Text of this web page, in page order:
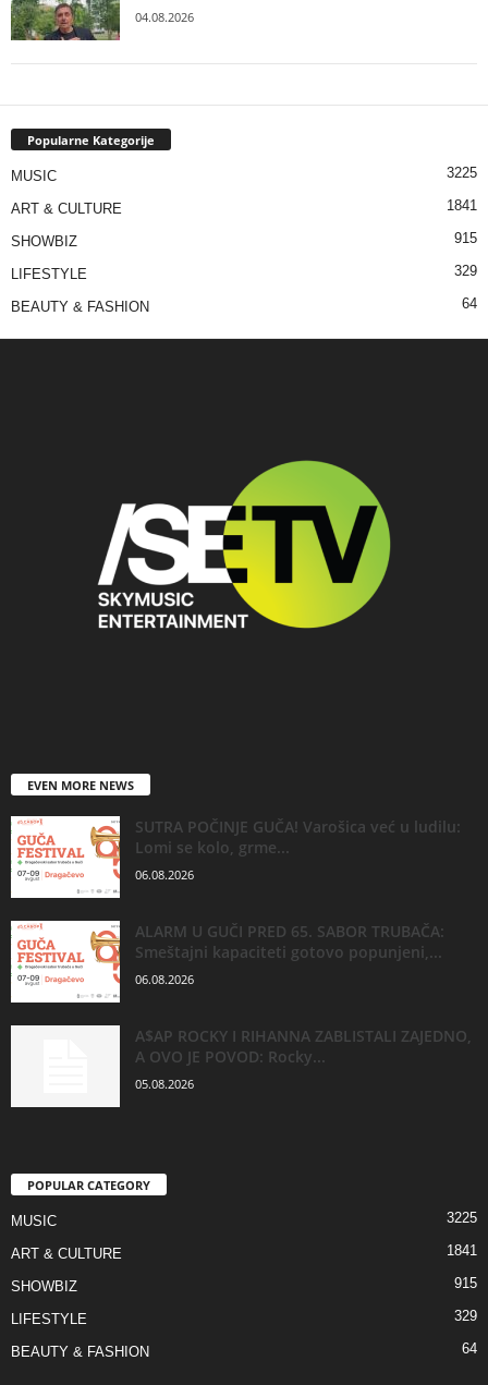
04.08.2026
Popularne Kategorije
MUSIC 3225
ART & CULTURE 1841
SHOWBIZ 915
LIFESTYLE 329
BEAUTY & FASHION 64
EVEN MORE NEWS
SUTRA POČINJE GUČA! Varošica već u ludilu:
Lomi se kolo, grme...
06.08.2026
ALARM U GUČI PRED 65. SABOR TRUBAČA:
Smeštajni kapaciteti gotovo popunjeni,...
06.08.2026
A$AP ROCKY I RIHANNA ZABLISTALI ZAJEDNO,
A OVO JE POVOD: Rocky...
05.08.2026
POPULAR CATEGORY
MUSIC 3225
ART & CULTURE 1841
SHOWBIZ 915
LIFESTYLE 329
BEAUTY & FASHION 64